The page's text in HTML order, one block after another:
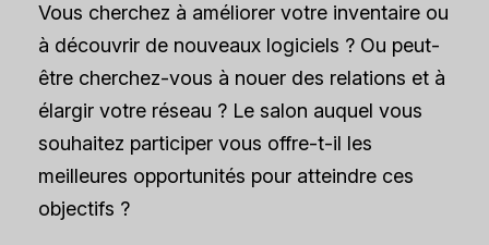
Vous cherchez à améliorer votre inventaire ou
à découvrir de nouveaux logiciels ? Ou peut-
être cherchez-vous à nouer des relations et à
élargir votre réseau ? Le salon auquel vous
souhaitez participer vous offre-t-il les
meilleures opportunités pour atteindre ces
objectifs ?